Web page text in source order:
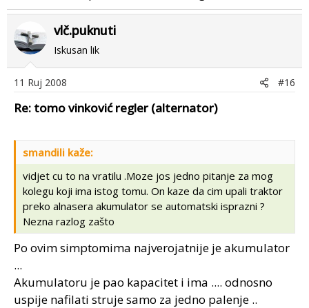
vlč.puknuti
Iskusan lik
11 Ruj 2008 #16
Re: tomo vinković regler (alternator)
smandili kaže:
vidjet cu to na vratilu .Moze jos jedno pitanje za mog
kolegu koji ima istog tomu. On kaze da cim upali traktor
preko alnasera akumulator se automatski isprazni ?
Nezna razlog zašto
Po ovim simptomima najverojatnije je akumulator
...
Akumulatoru je pao kapacitet i ima .... odnosno
uspije nafilati struje samo za jedno palenje ..